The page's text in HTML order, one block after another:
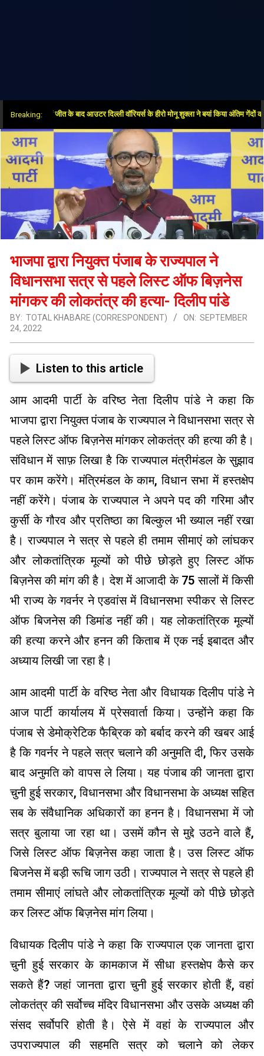
Breaking:
ओवर में जीत के बाद आउटर दिल्ली वॉरियर्स के हीरो मोनू शुक्ला ने बयां किया अंतिम गेंदों का रोमांच
भाजपा द्वारा नियुक्त पंजाब के राज्यपाल ने
विधानसभा सत्र से पहले लिस्ट ऑफ बिज़नेस
मांगकर की लोकतंत्र की हत्या- दिलीप पांडे
BY: TOTAL KHABARE (CORRESPONDENT) ON: SEPTEMBER
24, 2022
Listen to this article
आम आदमी पार्टी के वरिष्ठ नेता दिलीप पांडे ने कहा कि
भाजपा द्वारा नियुक्त पंजाब के राज्यपाल ने विधानसभा सत्र से
पहले लिस्ट ऑफ बिज़नेस मांगकर लोकतंत्र की हत्या की है।
संविधान में साफ़ लिखा है कि राज्यपाल मंत्रीमंडल के सुझाव
पर काम करेंगे। मंत्रिमंडल के काम, विधान सभा में हस्तक्षेप
नहीं करेंगे। पंजाब के राज्यपाल ने अपने पद की गरिमा और
कुर्सी के गौरव और प्रतिष्ठा का बिल्कुल भी ख्याल नहीं रखा
है। राज्यपाल ने सत्र से पहले ही तमाम सीमाएं को लांघकर
और लोकतांत्रिक मूल्यों को पीछे छोड़ते हुए लिस्ट ऑफ
बिज़नेस की मांग की है। देश में आजादी के 75 सालों में किसी
भी राज्य के गवर्नर ने एडवांस में विधानसभा स्पीकर से लिस्ट
ऑफ बिजनेस की डिमांड नहीं की। यह लोकतांत्रिक मूल्यों
की हत्या करने और हनन की किताब में एक नई इबादत और
अध्याय लिखी जा रहा है।
आम आदमी पार्टी के वरिष्ठ नेता और विधायक दिलीप पांडे ने
आज पार्टी कार्यालय में प्रेसवार्ता किया। उन्होंने कहा कि
पंजाब से डेमोक्रेटिक फैब्रिक को बर्बाद करने की खबर आई
है कि गवर्नर ने पहले सत्र चलाने की अनुमति दी, फिर उसके
बाद अनुमति को वापस ले लिया। यह पंजाब की जानता द्वारा
चुनी हुई सरकार, विधानसभा और विधानसभा के अध्यक्ष सहित
सब के संवैधानिक अधिकारों का हनन है। विधानसभा में जो
सत्र बुलाया जा रहा था। उसमें कौन से मुद्दे उठने वाले हैं,
जिसे लिस्ट ऑफ बिज़नेस कहा जाता है। उस लिस्ट ऑफ
बिजनेस में बड़ी रूचि जाग उठी। राज्यपाल ने सत्र से पहले ही
तमाम सीमाएं लांघते और लोकतांत्रिक मूल्यों को पीछे छोड़ते
कर लिस्ट ऑफ बिज़नेस मांग लिया।
विधायक दिलीप पांडे ने कहा कि राज्यपाल एक जानता द्वारा
चुनी हुई सरकार के कामकाज में सीधा हस्तक्षेप कैसे कर
सकते हैं? जहां जानता द्वारा चुनी हुई सरकार होती हैं, वहां
लोकतंत्र की सर्वोच्च मंदिर विधानसभा और उसके अध्यक्ष की
संसद सर्वोपरि होती है। ऐसे में वहां के राज्यपाल और
उपराज्यपाल की सहमति सत्र को चलाने को लेकर